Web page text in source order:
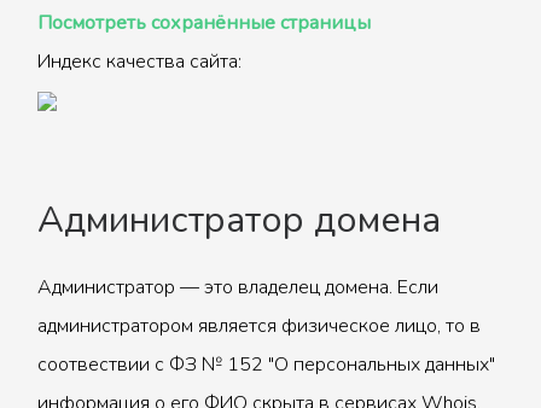
Посмотреть сохранённые страницы
Индекс качества сайта:
Администратор домена
Администратор — это владелец домена. Если
администратором является физическое лицо, то в
соотвествии с ФЗ № 152 "О персональных данных"